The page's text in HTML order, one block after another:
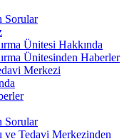
Sorular
Ünitesi Hakkında
Ünitesinden Haberler
Merkezi
Sorular
ve Tedavi Merkezinden